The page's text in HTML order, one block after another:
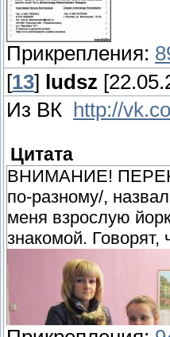
Прикрепления:
[13] ludsz
Из ВК
http://
Цитата
ВНИМАНИЕ!
по-разному/,
меня взрослую
знакомой. Говорят,